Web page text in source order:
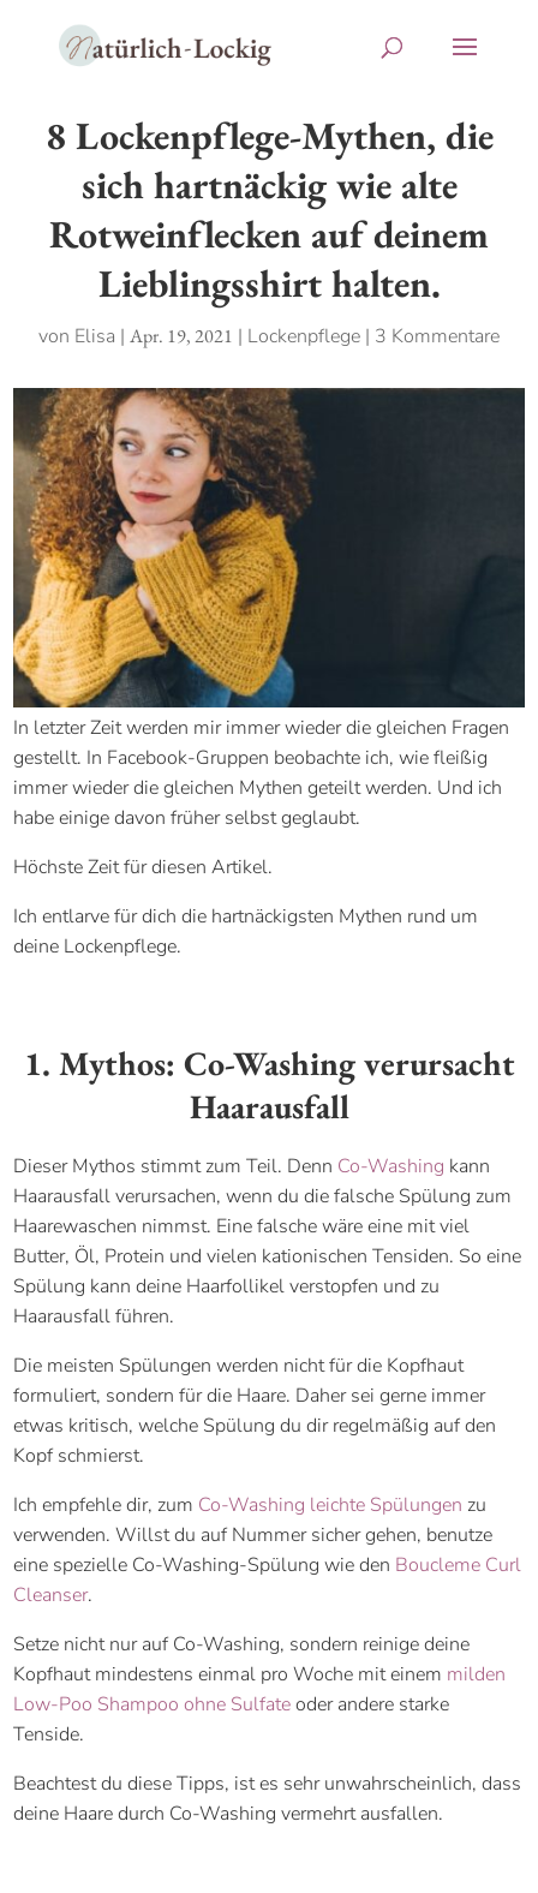
8 Lockenpflege-Mythen, die
sich hartnäckig wie alte
Rotweinflecken auf deinem
Lieblingsshirt halten.
von Elisa | Apr. 19, 2021 | Lockenpflege | 3 Kommentare
In letzter Zeit werden mir immer wieder die gleichen Fragen
gestellt. In Facebook-Gruppen beobachte ich, wie fleißig
immer wieder die gleichen Mythen geteilt werden. Und ich
habe einige davon früher selbst geglaubt.
Höchste Zeit für diesen Artikel.
Ich entlarve für dich die hartnäckigsten Mythen rund um
deine Lockenpflege.
1. Mythos: Co-Washing verursacht
Haarausfall
Dieser Mythos stimmt zum Teil. Denn Co-Washing kann
Haarausfall verursachen, wenn du die falsche Spülung zum
Haarewaschen nimmst. Eine falsche wäre eine mit viel
Butter, Öl, Protein und vielen kationischen Tensiden. So eine
Spülung kann deine Haarfollikel verstopfen und zu
Haarausfall führen.
Die meisten Spülungen werden nicht für die Kopfhaut
formuliert, sondern für die Haare. Daher sei gerne immer
etwas kritisch, welche Spülung du dir regelmäßig auf den
Kopf schmierst.
Ich empfehle dir, zum Co-Washing leichte Spülungen zu
verwenden. Willst du auf Nummer sicher gehen, benutze
eine spezielle Co-Washing-Spülung wie den Boucleme Curl
Cleanser.
Setze nicht nur auf Co-Washing, sondern reinige deine
Kopfhaut mindestens einmal pro Woche mit einem milden
Low-Poo Shampoo ohne Sulfateoder andere starke
Tenside.
Beachtest du diese Tipps, ist es sehr unwahrscheinlich, dass
deine Haare durch Co-Washing vermehrt ausfallen.